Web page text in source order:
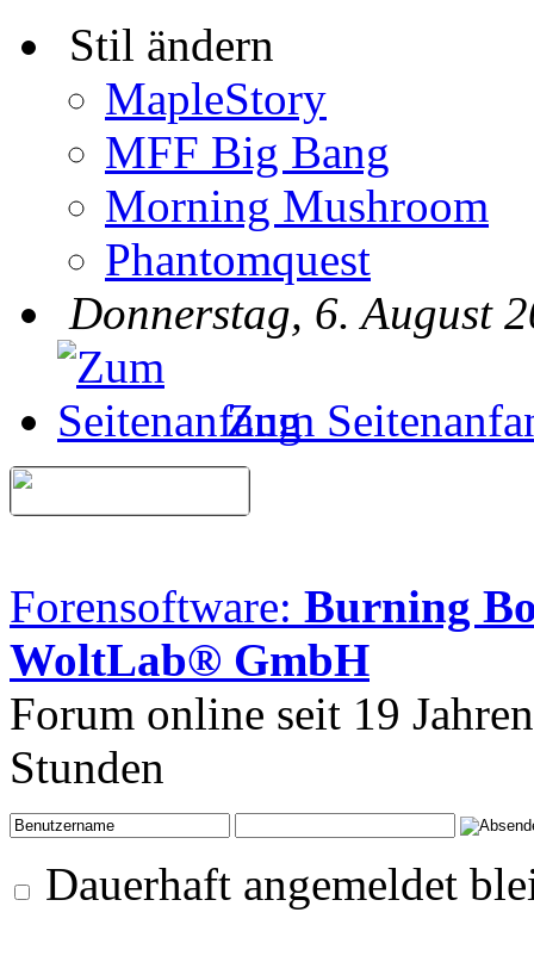
Stil ändern
MapleStory
MFF Big Bang
Morning Mushroom
Phantomquest
Donnerstag, 6. August
Zum
Forensoftware: Burning
WoltLab® GmbH
Forum online seit 19
Stunden
Dauerhaft angemeldet